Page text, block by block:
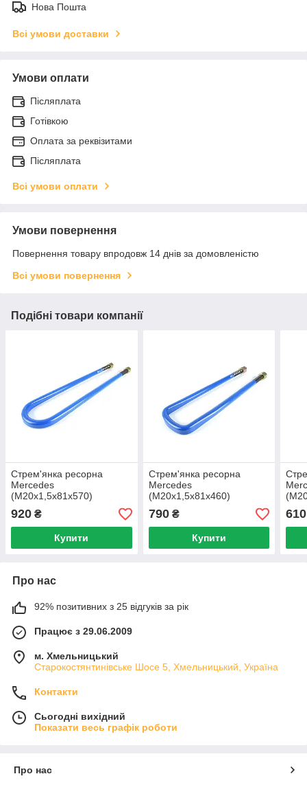
Нова Пошта
Всі умови доставки
Умови оплати
Післяплата
Готівкою
Оплата за реквізитами
Післяплата
Всі умови оплати
Умови повернення
Повернення товару впродовж 14 днів за домовленістю
Всі умови повернення
Подібні товари компанії
Стрем'янка ресорна
Mercedes
(M20x1,5x81x570)
BMT00528 W/N
920 ₴
Купити
Стрем'янка ресорна
Mercedes
(M20x1,5x81x460)
BMT00524 W/N
790₴
Купити
610
Про нас
92% позитивних з 25 відгуків за рік
Працює з 29.06.2009
м. Хмельницький
Старокостянтинівське Шосе 5, Хмельницький, Україна
Контакти
Сьогодні вихідний
Показати весь графік роботи
Про нас